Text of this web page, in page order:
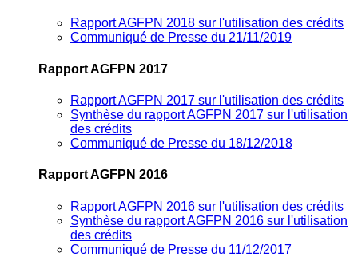
Rapport AGFPN 2018 sur l'utilisation des crédits
Communiqué de Presse du 21/11/2019
Rapport AGFPN 2017
Rapport AGFPN 2017 sur l'utilisation des crédits
Synthèse du rapport AGFPN 2017 sur l'utilisation
des crédits
Communiqué de Presse du 18/12/2018
Rapport AGFPN 2016
Rapport AGFPN 2016 sur l'utilisation des crédits
Synthèse du rapport AGFPN 2016 sur l'utilisation
des crédits
Communiqué de Presse du 11/12/2017